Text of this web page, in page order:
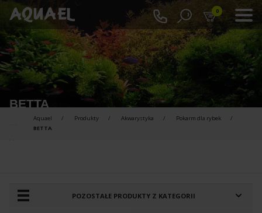
0
BETTA
Aquael Produkty Akwarystyka
Pokarm dla rybek
BETTA
PRODUKTY DO PORÓWNANIA :
POZOSTAŁE PRODUKTY Z KATEGORII